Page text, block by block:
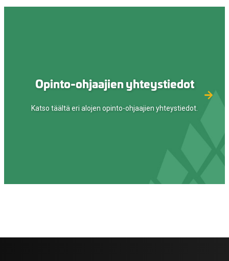
Opinto-ohjaajien yhteystiedot
Katso täältä eri alojen opinto-ohjaajien yhteystiedot.